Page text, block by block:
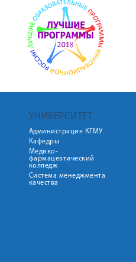
УНИВЕРСИТЕТ
Администрация КГМУ
Кафедры
Медико-
фармацевтический
колледж
Система менеджмента
качества